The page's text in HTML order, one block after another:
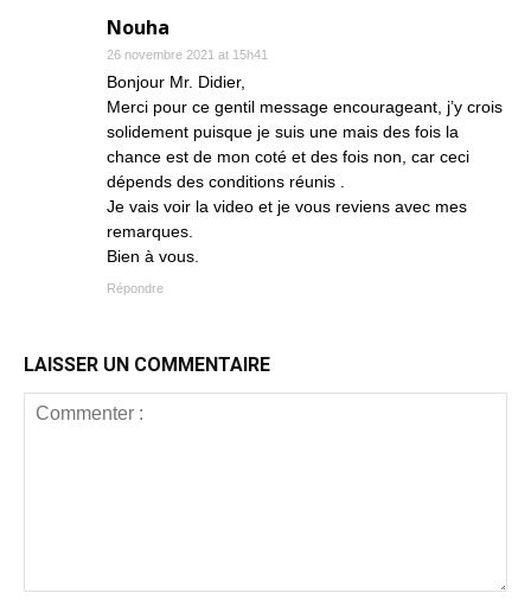
Nouha
26 novembre 2021 at 15h41
Bonjour Mr. Didier,
Merci pour ce gentil message encourageant, j’y crois
solidement puisque je suis une mais des fois la
chance est de mon coté et des fois non, car ceci
dépends des conditions réunis .
Je vais voir la video et je vous reviens avec mes
remarques.
Bien à vous.
Répondre
LAISSER UN COMMENTAIRE